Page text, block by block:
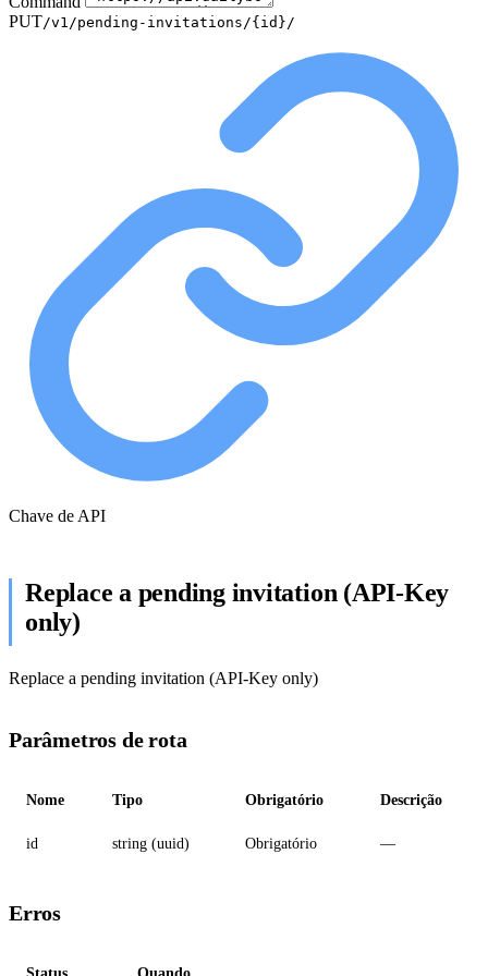
PUT/v1/pending-invitations/{id}/
Chave de API
Replace a pending invitation (API-Key
only)
Replace a pending invitation (API-Key only)
Parâmetros de rota
Nome Tipo Obrigatório Descrição
id string (uuid) Obrigatório —
Erros